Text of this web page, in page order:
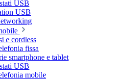
USB
USB
e cordless
fissa
smartphone e tablet
USB
mobile